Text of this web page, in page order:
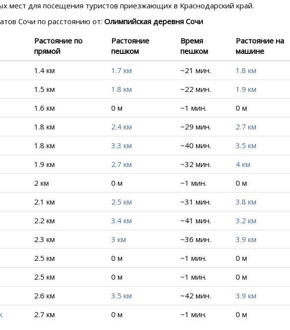
мест для посещения туристов приезжающих в Краснодарский край.
Сочи по расстоянию от: Олимпийская деревня Сочи
Растояние по
прямой
Растояние
пешком
Время
пешком
Растояние на
машине
1.4 км 1.7 км ~21 мин. 1.8 км
1.5 км 1.8 км ~22 мин. 1.9 км
1.6 км 0 м ~1 мин. 0 м
1.8 км 2.4 км ~29 мин. 2.7 км
1.8 км 3.3 км ~40 мин. 3.5 км
1.9 км 2.7 км ~32 мин. 4 км
2 км 0 м ~1 мин. 0 м
2.1 км 2.5 км ~31 мин. 3.8 км
2.2 км 3.4 км ~41 мин. 3.2 км
2.3 км 3 км ~36 мин. 3.9 км
2.5 км 0 м ~1 мин. 0 м
2.5 км 0 м ~1 мин. 0 м
2.6 км 3.5 км ~42 мин. 3.9 км
2.7 км 0 м ~1 мин. 0 м